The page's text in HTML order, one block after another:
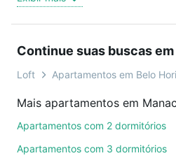
trabalho e do metrô, aqui
oferta ideal de
para conquistar seu sonho.
presencial ou por
mil corretores e imobiliárias
venda ou troca de imóveis.
Como escolher um imóvel?
Continue suas buscas
Loft Apartamentos em Belo
Mais apartamentos em
Apartamentos com 2 dormitórios
Apartamentos com 3 dormitórios